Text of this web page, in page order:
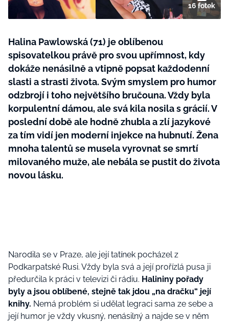
16 fotek
Halina Pawlowská (71) je oblíbenou
spisovatelkou právě pro svou upřímnost, kdy
dokáže nenásilně a vtipně popsat každodenní
slasti a strasti života. Svým smyslem pro humor
odzbrojí i toho největšího bručouna. Vždy byla
korpulentní dámou, ale svá kila nosila s grácií. V
poslední době ale hodně zhubla a zlí jazykové
za tím vidí jen moderní injekce na hubnutí. Žena
mnoha talentů se musela vyrovnat se smrtí
milovaného muže, ale nebála se pustit do života
novou lásku.
Narodila se v Praze, ale její tatínek pocházel z
Podkarpatské Rusi. Vždy byla svá a její prořízlá pusa ji
předurčila k práci v televizi či rádiu. Halininy pořady
byly a jsou oblíbené, stejně tak jdou „na dračku“ její
knihy. Nemá problém si udělat legraci sama ze sebe a
její humor je vždy vkusný, nenásilný a najde se v něm